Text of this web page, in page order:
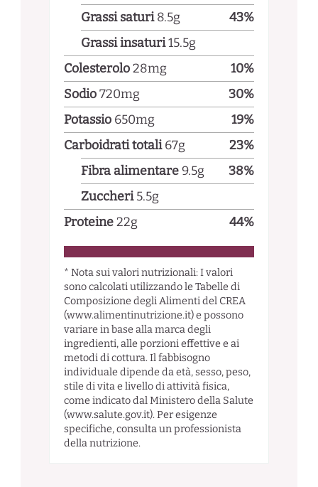
Grassi saturi 8.5g 43%
Grassi insaturi15.5g
Colesterolo28mg 10%
Sodio720mg 30%
Potassio 650mg 19%
Carboidrati totali 67g 23%
Fibra alimentare9.5g 38%
Zuccheri 5.5g
Proteine22g 44%
* Nota sui valori nutrizionali: I valori
sono calcolati utilizzando le Tabelle di
Composizione degli Alimenti del CREA
(www.alimentinutrizione.it) e possono
variare in base alla marca degli
ingredienti, alle porzioni effettive e ai
metodi di cottura. Il fabbisogno
individuale dipende da età, sesso, peso,
stile di vita e livello di attività fisica,
come indicato dal Ministero della Salute
(www.salute.gov.it). Per esigenze
specifiche, consulta un professionista
della nutrizione.